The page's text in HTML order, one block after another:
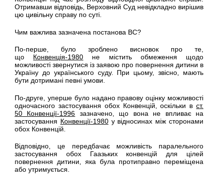
Отримавши відповідь, Верховний Суд невідкладно вирішив
цю цивільну справу по суті.
Чим важлива зазначена постанова ВС?
По-перше, було зроблено висновок про те,
що Конвенція-1980 не містить обмеження щодо
можливості звернутися із заявою про повернення дитини в
Україну до українського суду. При цьому, звісно, мають
бути дотримані певні умови.
По-друге, уперше було надано правову оцінку можливості
одночасного застосування обох Конвенцій, оскільки в ст.
50 Конвенції-1996 зазначено, що вона не впливає на
застосування Конвенції-1980у відносинах між сторонами
обох Конвенцій.
Відповідно, це передбачає можливість паралельного
застосування обох Гаазьких конвенцій для цілей
повернення дитини, яка була протиправно переміщена
або утримується.